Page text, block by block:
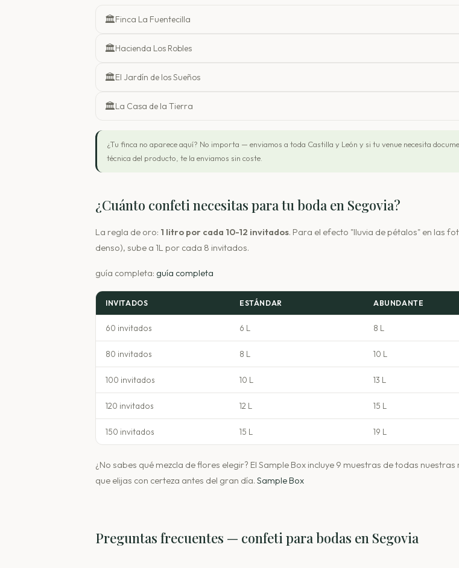
🏛️Finca La Fuentecilla
🏛️Hacienda Los Robles
🏛️El Jardín de los Sueños
🏛️La Casa de la Tierra
¿Tu finca no aparece aquí? No importa — enviamos a toda Castilla y León y si tu venue necesita
técnica del producto, te la enviamos sin coste.
¿Cuánto confeti necesitas para tu boda en Segovia?
La regla de oro: 1 litro por cada 10-12 invitados. Para el efecto "lluvia de pétalos" en las
denso), sube a 1L por cada 8 invitados.
guía completa: guía completa
INVITADOS ESTÁNDAR ABUNDANTE
60 invitados 6 L 8 L
80 invitados 8 L 10 L
100 invitados 10 L 13 L
120 invitados 12 L 15 L
150 invitados 15 L 19 L
¿No sabes qué mezcla de flores elegir? El Sample Box incluye 9 muestras de todas nuestras
que elijas con certeza antes del gran día. Sample Box
Preguntas frecuentes — confeti para bodas en Segovia